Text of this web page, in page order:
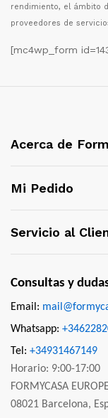
rendimiento, el ámbito
proveedores de
[mc4wp_form
Acerca de
Mi Pedido
Servicio al
Consultas y
Email:
Whatsapp:
Tel: +34931467149
Horario: 9:00-17:00
FORMYCASA
08021 Barcelona,